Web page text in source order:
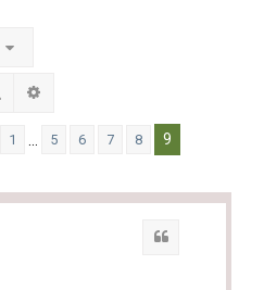
Search
of 9
Previous
1 5 6 7 8 9